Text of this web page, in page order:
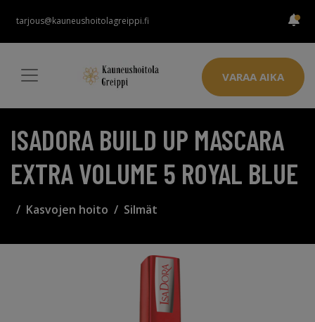
tarjous@kauneushoitolagreippi.fi
VARAA AIKA
ISADORA BUILD UP MASCARA
EXTRA VOLUME 5 ROYAL BLUE
Kasvojen hoito Silmät